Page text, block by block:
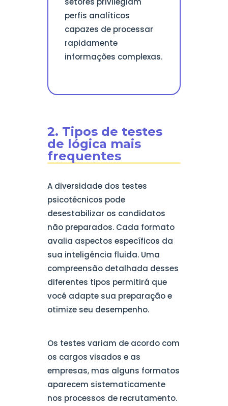
perfis analíticos
capazes de processar
rapidamente
informações complexas.
2. Tipos de testes
de lógica mais
frequentes
A diversidade dos testes
psicotécnicos pode
desestabilizar os candidatos
não preparados. Cada formato
avalia aspectos específicos da
sua inteligência fluida. Uma
compreensão detalhada desses
diferentes tipos permitirá que
você adapte sua preparação e
otimize seu desempenho.
Os testes variam de acordo com
os cargos visados e as
empresas, mas alguns formatos
aparecem sistematicamente
nos processos de recrutamento.